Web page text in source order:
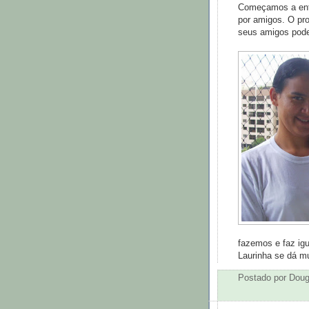
Começamos a
por amigos. O
seus amigos
fazemos e faz
Laurinha se dá
Postado por